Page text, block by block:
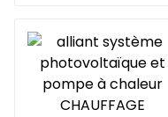
SPA, chauffage de
piscine